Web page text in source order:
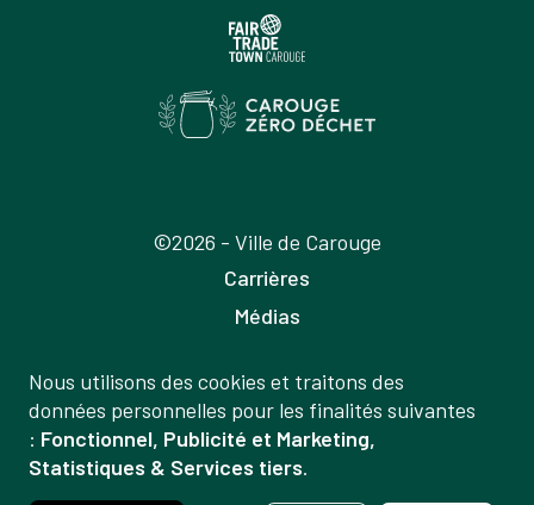
©2026 - Ville de Carouge
Carrières
Médias
Labels
Mentions légales
Politique de confidentialité
Gestion
des
données
Nous utilisons des cookies et traitons des
données personnelles pour les finalités suivantes
: Fonctionnel, Publicité et Marketing,
Statistiques & Services tiers.